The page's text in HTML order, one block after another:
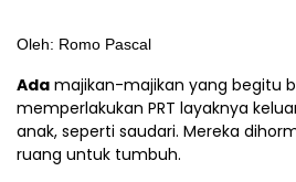
Oleh: Romo Pascal
Ada majikan-majikan yang begitu
memperlakukan PRT layaknya
anak, seperti saudari. Mereka
ruang untuk tumbuh.